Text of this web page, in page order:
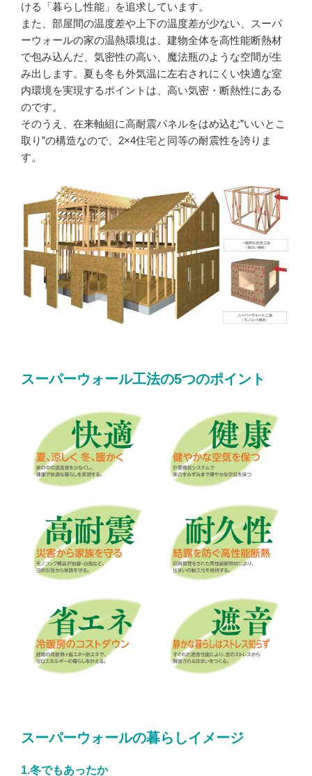
ける「暮らし性能」を追求しています。
また、部屋間の温度差や上下の温度差が少ない、スーパ
ーウォールの家の温熱環境は、建物全体を高性能断熱材
で包み込んだ、気密性の高い、魔法瓶のような空間が生
み出します。夏も冬も外気温に左右されにくい快適な室
内環境を実現するポイントは、高い気密・断熱性にある
のです。
そのうえ、在来軸組に高耐震パネルをはめ込む”いいとこ
取り”の構造なので、2×4住宅と同等の耐震性を誇りま
す。
スーパーウォール工法の5つのポイント
スーパーウォールの暮らしイメージ
1.冬でもあったか